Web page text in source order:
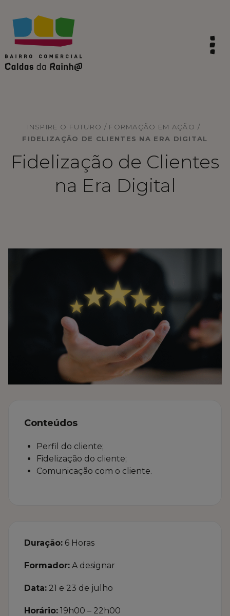
VIVA AS CALDAS
VIBRE COM A INOVAÇÃO
INSPIRE O FUTURO
FALE CONNOSCO
MARKETPLACE
INSPIRE O FUTURO / FORMAÇÃO EM AÇÃO /
FIDELIZAÇÃO DE CLIENTES NA ERA DIGITAL
Fidelização de Clientes
na Era Digital
Conteúdos
Perfil do cliente;
Fidelização do cliente;
Comunicação com o cliente.
Duração: 6 Horas
Formador: A designar
Data: 21 e 23 de julho
Horário: 19h00 – 22h00